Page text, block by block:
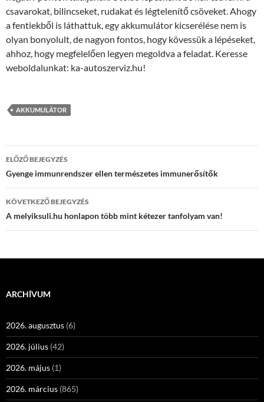
csavarokat, bilincseket, rudakat és légtelenítő csöveket. Ahogy
a fentiekből is láthattuk, egy akkumulátor kicserélése nem is
olyan bonyolult, de nagyon fontos, hogy kövessük a lépéseket,
ahhoz, hogy megfelelően legyen megoldva a feladat. Keresse
weboldalunkat: ka-autoszerviz.hu!
AKKUMULÁTOR
Bejegyzés
navigáció
ELŐZŐ BEJEGYZÉS
Gyenge immunrendszer ellen természetes immunerősítők
KÖVETKEZŐ BEJEGYZÉS
A melyiksuli.hu honlapon több mint kétezer tanfolyam van!
ARCHÍVUM
2026. augusztus (6)
2026. július (42)
2026. május (1)
2026. március (865)